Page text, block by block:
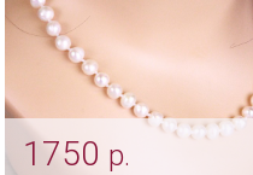
1750 р.